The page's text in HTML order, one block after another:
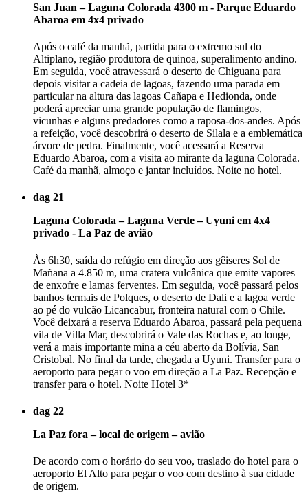
San Juan – Laguna Colorada 4300 m - Parque Eduardo
Abaroa em 4x4 privado
Após o café da manhã, partida para o extremo sul do
Altiplano, região produtora de quinoa, superalimento andino.
Em seguida, você atravessará o deserto de Chiguana para
depois visitar a cadeia de lagoas, fazendo uma parada em
particular na altura das lagoas Cañapa e Hedionda, onde
poderá apreciar uma grande população de flamingos,
vicunhas e alguns predadores como a raposa-dos-andes. Após
a refeição, você descobrirá o deserto de Silala e a emblemática
árvore de pedra. Finalmente, você acessará a Reserva
Eduardo Abaroa, com a visita ao mirante da laguna Colorada.
Café da manhã, almoço e jantar incluídos. Noite no hotel.
dag 21
Laguna Colorada – Laguna Verde – Uyuni em 4x4
privado - La Paz de avião
Às 6h30, saída do refúgio em direção aos gêiseres Sol de
Mañana a 4.850 m, uma cratera vulcânica que emite vapores
de enxofre e lamas ferventes. Em seguida, você passará pelos
banhos termais de Polques, o deserto de Dali e a lagoa verde
ao pé do vulcão Licancabur, fronteira natural com o Chile.
Você deixará a reserva Eduardo Abaroa, passará pela pequena
vila de Villa Mar, descobrirá o Vale das Rochas e, ao longe,
verá a mais importante mina a céu aberto da Bolívia, San
Cristobal. No final da tarde, chegada a Uyuni. Transfer para o
aeroporto para pegar o voo em direção a La Paz. Recepção e
transfer para o hotel. Noite Hotel 3*
dag 22
La Paz fora – local de origem – avião
De acordo com o horário do seu voo, traslado do hotel para o
aeroporto El Alto para pegar o voo com destino à sua cidade
de origem.